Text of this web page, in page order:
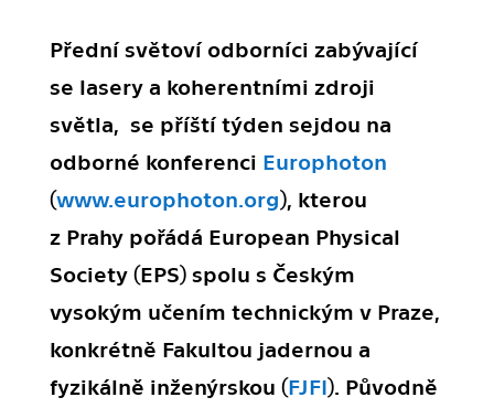
Přední světoví odborníci zabývající
se lasery a koherentními zdroji
světla, se příští týden sejdou na
odborné konferenci Europhoton
(www.europhoton.org), kterou
z Prahy pořádá European Physical
Society (EPS) spolu s Českým
vysokým učením technickým v Praze,
konkrétně Fakultou jadernou a
fyzikálně inženýrskou (FJFI). Původně